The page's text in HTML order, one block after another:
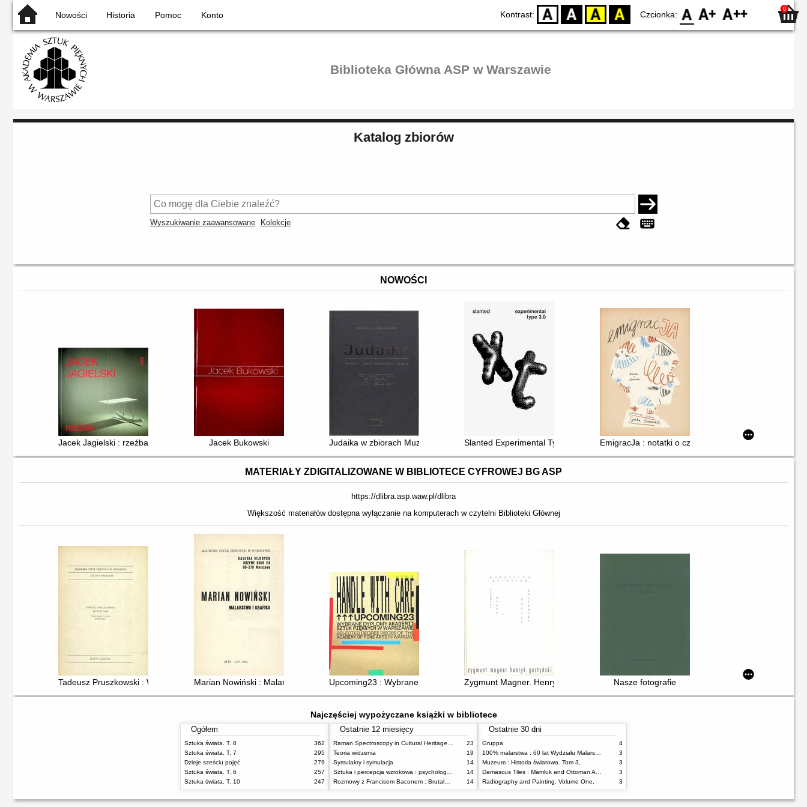
Nowości Historia Pomoc Konto Kontrast: D BW YB BY Czcionka: F0 F1 F2 0
Biblioteka Główna ASP w Warszawie
Katalog zbiorów
Wyszukiwanie zaawansowane Kolekcje
NOWOŚCI
Jacek Jagielski : rzeźba Jacek Bukowski Judaika w zbiorach Muzeum Narodowego w Krakowie : rzemiosło artystyczne, druki i rękopisy, monety i medale, varia
Slanted Experimental Type 3.0 EmigracJa : notatki o człowieku
MATERIAŁY ZDIGITALIZOWANE W BIBLIOTECE CYFROWEJ BG ASP
https://dlibra.asp.waw.pl/dlibra
Większość materiałów dostępna wyłączanie na komputerach w czytelni Biblioteki Głównej
Tadeusz Pruszkowski : Wybór pism Marian Nowiński : Malarstwo i grafikaUpcoming23 : Wybrane dyplomy Akademii Sztuk Pięknych w Warszawie : Handle with care = Selected degree pieces of the
Zygmunt Magner. Henryk Gostyński : Malarstwo
Nasze fotografie
Najczęściej wypożyczane książki w bibliotece
Ogółem
Sztuka świata. T. 8
362
Sztuka świata. T. 7
295
Dzieje sześciu pojęć
279
Sztuka świata. T. 6
257
Sztuka świata. T. 10
247
Ostatnie 12 miesięcy
Raman Spectroscopy in Cultural Heritage Preservation
23
Teoria widzenia
19
Symulakry i symulacja
14
Sztuka i percepcja wzrokowa : psychologia twórczego oka
14
Rozmowy z Francisem Baconem : Brutalność faktu
14
Ostatnie 30 dni
Gruppa
4
100% malarstwa : 60 lat Wydziału Malarstwa ASP w Warszawie
3
Muzeum : Historia światowa. Tom 3,
3
Damascus Tiles : Mamluk and Ottoman Architectural Ceramics from Syria
3
Radiography and Painting. Volume One,
3